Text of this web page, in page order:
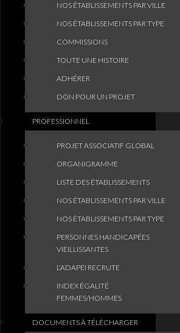
NOS ÉTABLISSEMENTS PAR VILLE
NOS ÉTABLISSEMENTS PAR TYPE
COMMISSIONS
TOUTE UNE HISTOIRE
ADHÉRER
DON POUR UN PROJET
PROFESSIONNEL
PROJET ASSOCIATIF GLOBAL
ORGANIGRAMME
LISTE DES ÉTABLISSEMENTS
NOS ÉTABLISSEMENTS PAR VILLE
NOS ÉTABLISSEMENTS PAR TYPE
PERSONNES HANDICAPÉES
VIEILLISSANTES
L'ADAPEI RECRUTE
INDEX ÉGALITÉ
FEMMES/HOMMES
DOCUMENTS À TÉLÉCHARGER